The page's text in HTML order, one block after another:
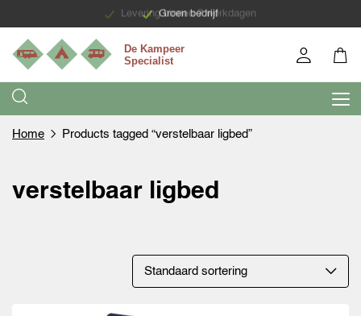
Groen bedrijf
Levering binnen 7 werkdagen
Home Products tagged “verstelbaar ligbed”
verstelbaar ligbed